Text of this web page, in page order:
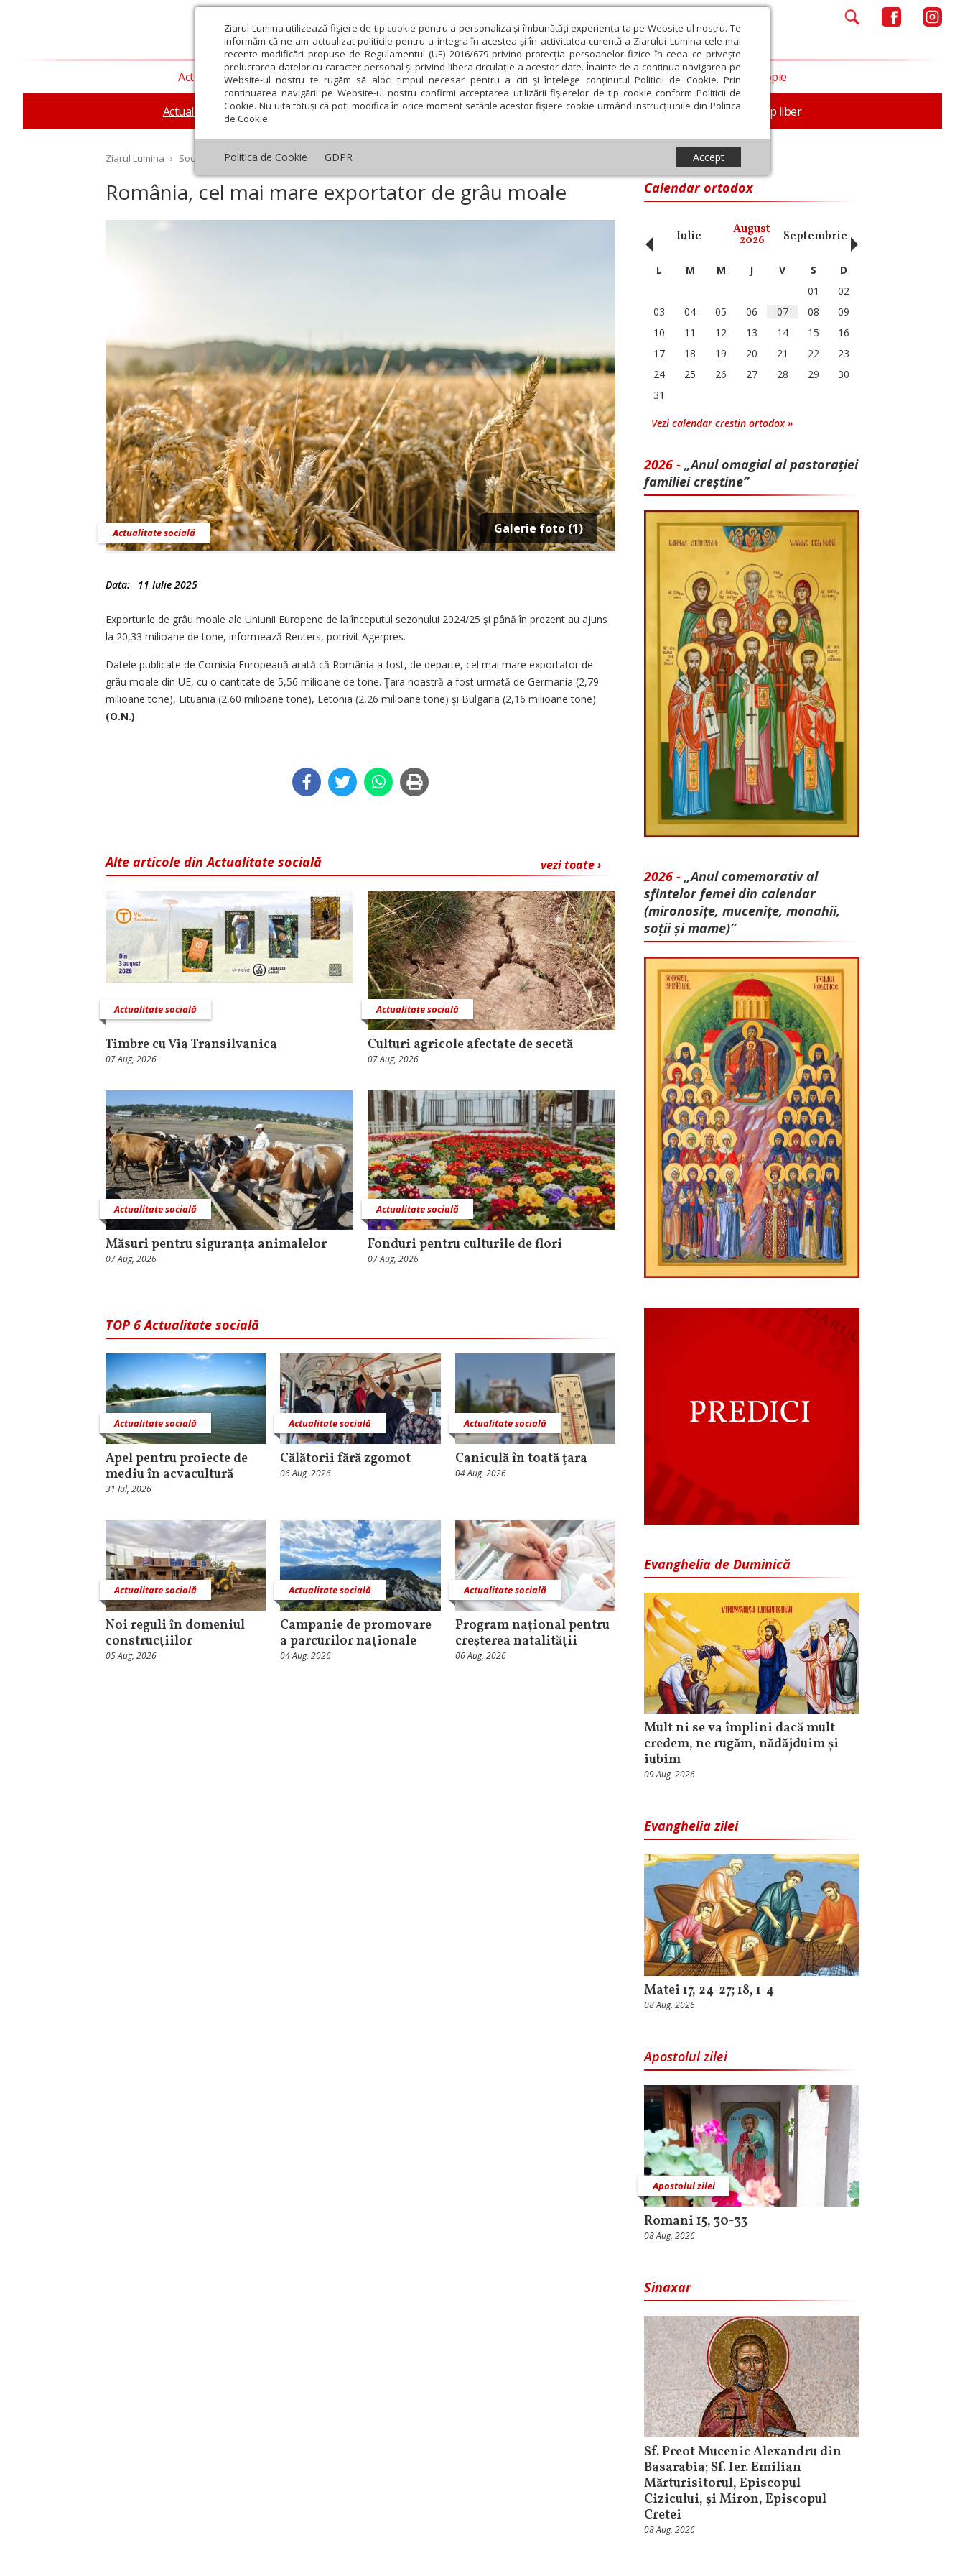
Ziarul Lumina utilizează fişiere de tip cookie pentru a personaliza și îmbunătăți experiența ta pe Website-ul nostru. Te
informăm că ne-am actualizat politicile pentru a integra în acestea și în activitatea curentă a Ziarului Lumina cele mai
recente modificări propuse de Regulamentul (UE) 2016/679 privind protecția persoanelor fizice în ceea ce privește
prelucrarea datelor cu caracter personal și privind libera circulație a acestor date. Înainte de a continua navigarea pe
Website-ul nostru te rugăm să aloci timpul necesar pentru a citi și înțelege conținutul Politicii de Cookie. Prin
continuarea navigării pe Website-ul nostru confirmi acceptarea utilizării fişierelor de tip cookie conform Politicii de
Cookie. Nu uita totuși că poți modifica în orice moment setările acestor fişiere cookie urmând instrucțiunile din Politica
de Cookie.
Politica de Cookie GDPR Accept
Actualitate religioasă Teologie și spiritualitate Educaţie și Cultură Societate
Actualitate socială Sănătate Analiză Reportaj Psihologie Religie și știință Familie Timp liber
Opinii Filantropie
Ziarul Lumina › Societate › Actualitate socială România, cel mai mare exportator de grâu moale
România, cel mai mare exportator de grâu moale
Galerie foto (1)
Actualitate socială
Data: 11 Iulie 2025
Exporturile de grâu moale ale Uniunii Europene de la începutul sezonului 2024/25 şi până în prezent au ajuns
la 20,33 milioane de tone, informează Reuters, potrivit Agerpres.
Datele publicate de Comisia Europeană arată că România a fost, de departe, cel mai mare exportator de
grâu moale din UE, cu o cantitate de 5,56 milioane de tone. Ţara noastră a fost urmată de Germania (2,79
milioane tone), Lituania (2,60 milioane tone), Letonia (2,26 milioane tone) şi Bulgaria (2,16 milioane tone).
(O.N.)
vezi toate ›
Alte articole din Actualitate socială
Actualitate socială
Timbre cu Via Transilvanica
07 Aug, 2026
Actualitate socială
Culturi agricole afectate de secetă
07 Aug, 2026
Actualitate socială
Măsuri pentru siguranţa animalelor
07 Aug, 2026
Actualitate socială
Fonduri pentru culturile de flori
07 Aug, 2026
TOP 6 Actualitate socială
Actualitate socială
Apel pentru proiecte de
mediu în acvacultură
31 Iul, 2026
Actualitate socială
Călătorii fără zgomot
06 Aug, 2026
Actualitate socială
Caniculă în toată ţara
04 Aug, 2026
Actualitate socială
Noi reguli în domeniul
construcţiilor
05 Aug, 2026
Actualitate socială
Campanie de promovare
a parcurilor naţionale
04 Aug, 2026
Actualitate socială
Program naţional pentru
creşterea natalităţii
06 Aug, 2026
Calendar ortodox
Iulie August
2026 Septembrie Octombrie
‹ L M M J V S
D
01
02
03
04 05 06 07 08
09
10
11 12 13 14 15
16
17
18 19 20 21 22
23
24
25 26 27 28 29
30
31
Vezi calendar crestin ortodox »
2026 - „Anul omagial al pastorației
familiei creștine”
2026 - „Anul comemorativ al
sfintelor femei din calendar
(mironosițe, mu­cenițe, monahii,
soții și mame)”
Evanghelia de Duminică
Mult ni se va împlini dacă mult
credem, ne rugăm, nădăjduim și
iubim
09 Aug, 2026
Evanghelia zilei
Matei 17, 24-27; 18, 1-4
08 Aug, 2026
Apostolul zilei
Apostolul zilei
Romani 15, 30-33
08 Aug, 2026
Sinaxar
Sf. Preot Mucenic Alexandru din
Basarabia; Sf. Ier. Emilian
Mărturisitorul, Episcopul
Cizicului, şi Miron, Episcopul
Cretei
08 Aug, 2026